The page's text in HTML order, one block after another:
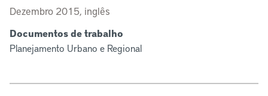
Dezembro 2015, inglês
Documentos de trabalho
Planejamento Urbano e Regional